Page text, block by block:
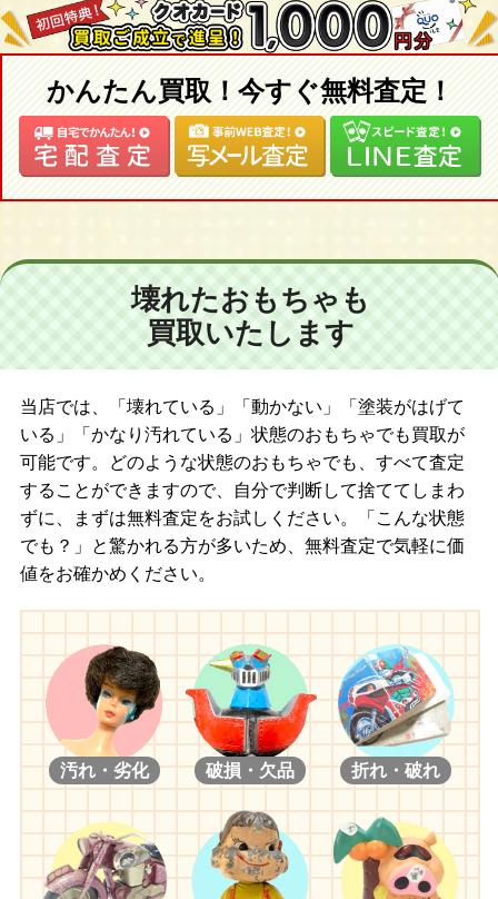
かんたん買取！今すぐ無料査定！
壊れたおもちゃも
買取いたします
当店では、「壊れている」「動かない」「塗装がはげて
いる」「かなり汚れている」状態のおもちゃでも買取が
可能です。どのような状態のおもちゃでも、すべて査定
することができますので、自分で判断して捨ててしまわ
ずに、まずは無料査定をお試しください。「こんな状態
でも？」と驚かれる方が多いため、無料査定で気軽に価
値をお確かめください。
汚れ・劣化 破損・欠品 折れ・破れ